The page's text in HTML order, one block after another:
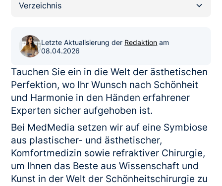
Verzeichnis
Letzte Aktualisierung der Redaktion am
08.04.2026
Tauchen Sie ein in die Welt der ästhetischen
Perfektion, wo Ihr Wunsch nach Schönheit
und Harmonie in den Händen erfahrener
Experten sicher aufgehoben ist.
Bei MedMedia setzen wir auf eine Symbiose
aus plastischer- und ästhetischer,
Komfortmedizin sowie refraktiver Chirurgie,
um Ihnen das Beste aus Wissenschaft und
Kunst in der Welt der Schönheitschirurgie zu